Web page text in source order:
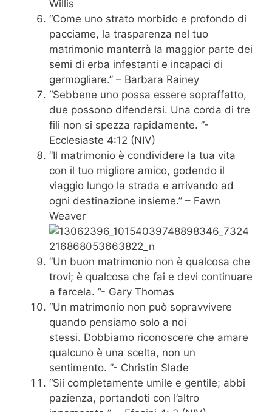
Willis
“Come uno strato morbido e profondo di
pacciame, la trasparenza nel tuo
matrimonio manterrà la maggior parte dei
semi di erba infestanti e incapaci di
germogliare.” – Barbara Rainey
“Sebbene uno possa essere sopraffatto,
due possono difendersi. Una corda di tre
fili non si spezza rapidamente. ”-
Ecclesiaste 4:12 (NIV)
“Il matrimonio è condividere la tua vita
con il tuo migliore amico, godendo il
viaggio lungo la strada e arrivando ad
ogni destinazione insieme.” – Fawn
Weaver
“Un buon matrimonio non è qualcosa che
trovi; è qualcosa che fai e devi continuare
a farcela. ”- Gary Thomas
“Un matrimonio non può sopravvivere
quando pensiamo solo a noi
stessi. Dobbiamo riconoscere che amare
qualcuno è una scelta, non un
sentimento. ”- Christin Slade
“Sii completamente umile e gentile; abbi
pazienza, portandoti con l’altro